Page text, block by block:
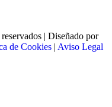
| Diseñado por
de Cookies| Aviso Legal